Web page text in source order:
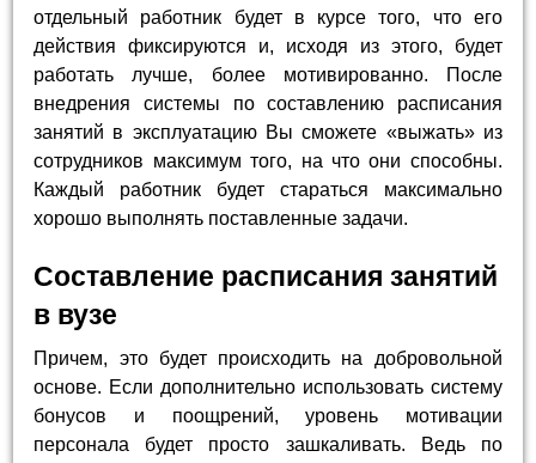
отдельный работник будет в курсе того, что его
действия фиксируются и, исходя из этого, будет
работать лучше, более мотивированно. После
внедрения системы по составлению расписания
занятий в эксплуатацию Вы сможете «выжать» из
сотрудников максимум того, на что они способны.
Каждый работник будет стараться максимально
хорошо выполнять поставленные задачи.
Составление расписания занятий
в вузе
Причем, это будет происходить на добровольной
основе. Если дополнительно использовать систему
бонусов и поощрений, уровень мотивации
персонала будет просто зашкаливать. Ведь по